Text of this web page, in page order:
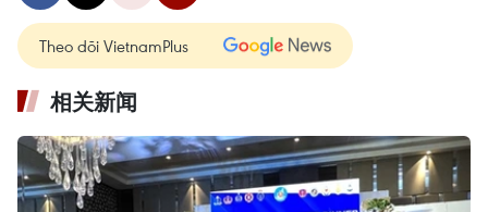
Theo dõi VietnamPlus
相关新闻